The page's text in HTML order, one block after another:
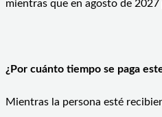
mientras que en agosto de 2027
¿Por cuánto tiempo se paga
Mientras la persona esté